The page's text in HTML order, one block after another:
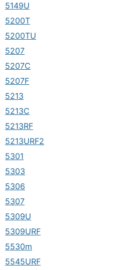
5149U
5200T
5200TU
5207
5207C
5207F
5213
5213C
5213RF
5213URF2
5301
5303
5306
5307
5309U
5309URF
5530m
5545URF